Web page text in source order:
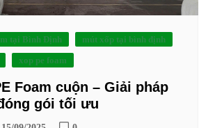
tại Bình Định
mút xốp tại bình định
xop pe foam
Foam cuộn – Giải pháp
gói tối ưu